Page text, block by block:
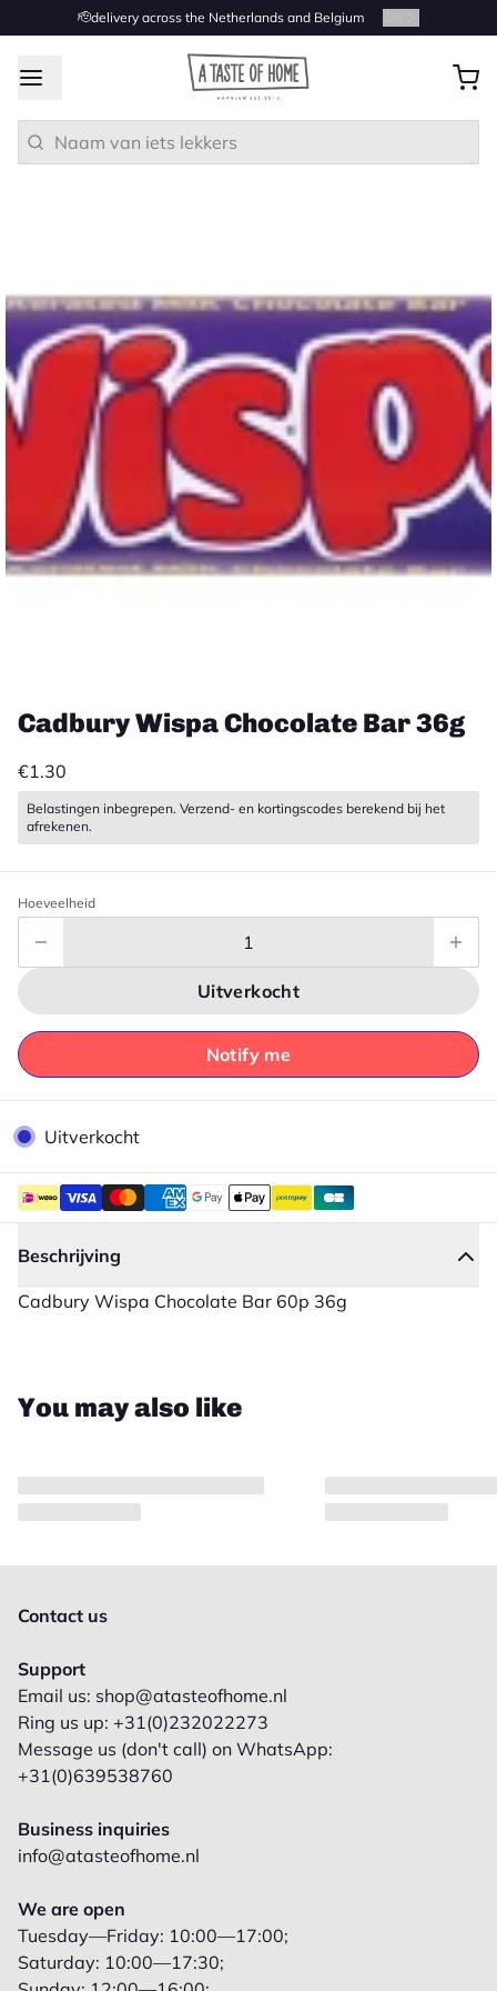
🫡delivery across the Netherlands and Belgium
Cadbury Wispa Chocolate Bar 36g
€1.30
Belastingen inbegrepen. Verzend- en kortingscodes berekend bij het
afrekenen.
Hoeveelheid
Uitverkocht
Notify me
Uitverkocht
Beschrijving
Cadbury Wispa Chocolate Bar 60p 36g
Sluiten
You may also like
Contact us
Support
Email us: shop@atasteofhome.nl
Ring us up: +31(0)232022273
Message us (don't call) on WhatsApp:
+31(0)639538760
Business inquiries
info@atasteofhome.nl
We are open
Tuesday—Friday: 10:00—17:00;
Saturday: 10:00—17:30;